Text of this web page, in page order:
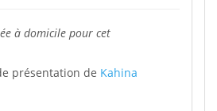
à domicile pour cet
présentation de Kahina